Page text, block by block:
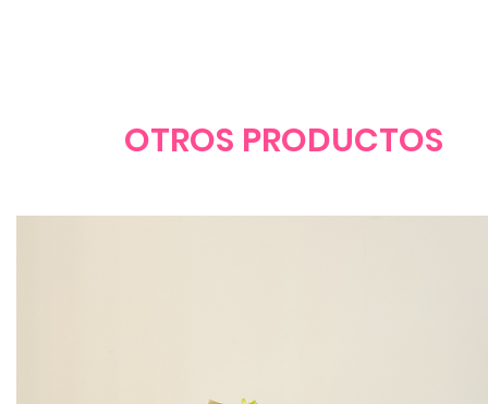
OTROS PRODUCTOS